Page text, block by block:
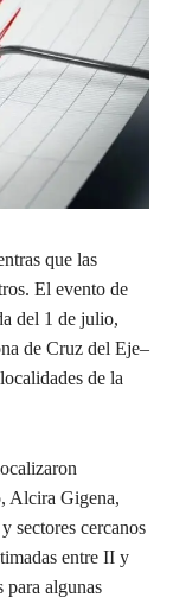
que las
El evento de
del 1 de julio,
de Cruz del Eje–
de la
Alcira Gigena,
sectores cercanos
entre II y
para algunas